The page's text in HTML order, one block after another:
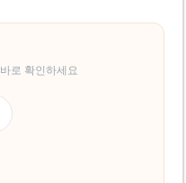
로 확인하세요